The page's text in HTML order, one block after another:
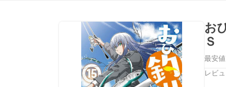
お
Ｓ
最安値
レビ